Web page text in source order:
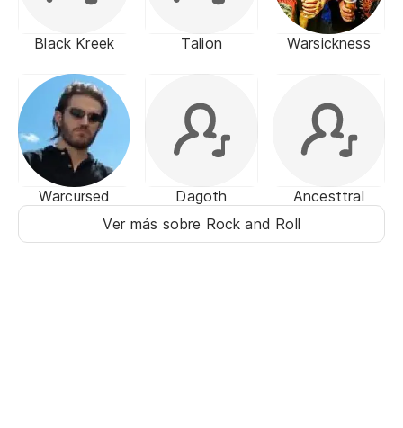
Black Kreek Talion Warsickness
Warcursed Dagoth
Ancesttral
Ver más sobre Rock and Roll